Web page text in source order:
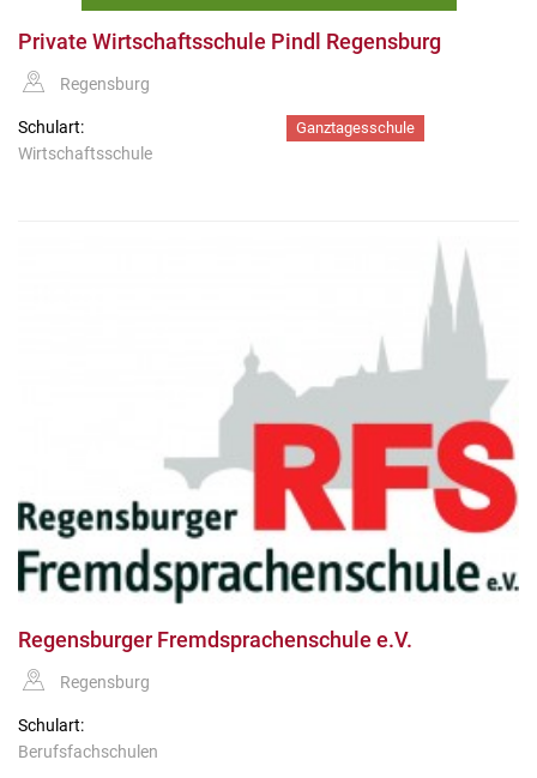
Private Wirtschaftsschule Pindl Regensburg
Regensburg
Schulart:
Wirtschaftsschule
Ganztagesschule
Regensburger Fremdsprachenschule e.V.
Regensburg
Schulart:
Berufsfachschulen